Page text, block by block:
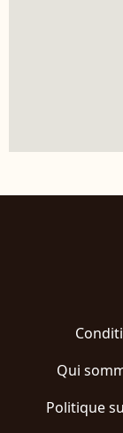
Qui
Politique